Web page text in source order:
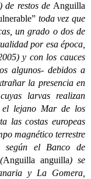
de restos de Anguilla
toda vez que
un grado o dos de
por esa época,
y con los cauces
algunos- debidos a
la presencia en
larvas realizan
el lejano Mar de los
las costas europeas
magnético terrestre
según el Banco de
Anguilla anguilla) se
y La Gomera,